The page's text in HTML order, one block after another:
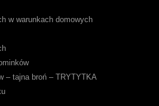
w warunkach domowych
– tajna broń – TRYTYTKA